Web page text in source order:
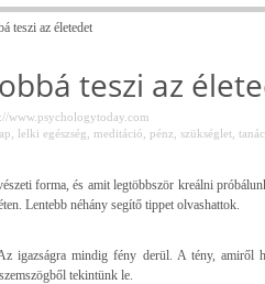
teszi az életedet
teszi az
www.psychologytoday.com
lelki egészség meditáció pénz szükséglet
forma, és amit legtöbbször kreálni
Lentebb néhány segítő tippet olvashattok.
igazságra mindig fény derül. A tény, amiről
tekintünk le.